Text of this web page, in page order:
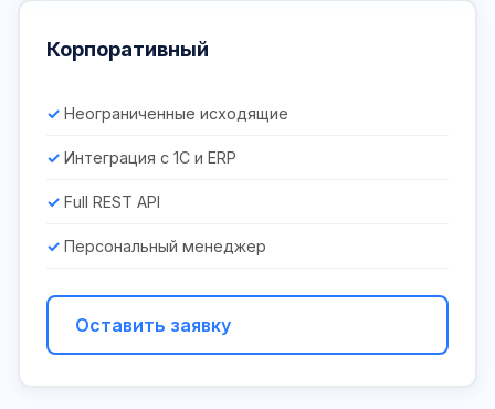
Корпоративный
Неограниченные исходящие
Интеграция с 1С и ERP
Full REST API
Персональный менеджер
Оставить заявку